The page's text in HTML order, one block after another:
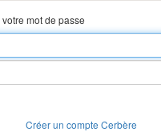
mot de passe
Créer un compte Cerbère